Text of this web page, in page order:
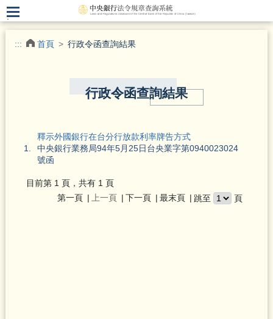
.
::: 首頁 行政令函查詢結果
行政令函查詢結果
1.
釋示外國銀行在台分行放款利率牌告方式
中央銀行業務局94年5月25日台央業字第0940023024
號函
目前第 1 頁，共有 1 頁
第一頁
上一頁 下一頁 最末頁 跳至 頁